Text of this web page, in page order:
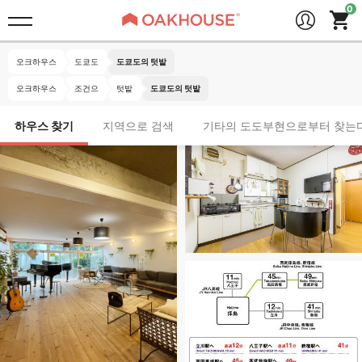
오크하우스 도쿄도 도쿄도의 텃밭
오크하우스 조건으 텃밭 도쿄도의 텃밭
하우스 찾기 지역으로 검색 기타의 도도부현으로부터 찾는